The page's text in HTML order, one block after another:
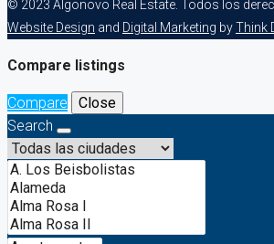
© 2023 Algonovo Real Estate. Todos los
Website Design and Digital Marketing byThink
Compare listings
Compare
Close
Search